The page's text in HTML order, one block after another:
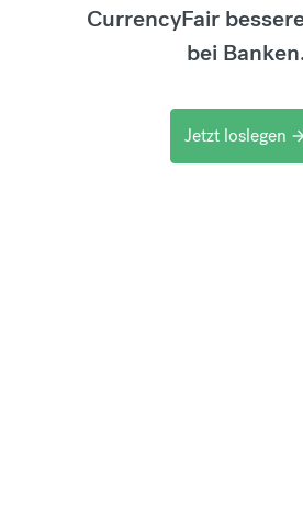
CurrencyFair
bei
Jetzt loslegen arrow_forward